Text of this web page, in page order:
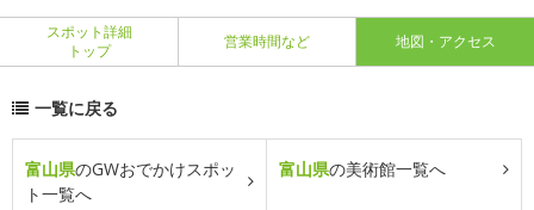
スポット詳細
トップ
営業時間など 地図・アクセス
一覧に戻る
富山県のGWおでかけスポッ
ト一覧へ
富山県の美術館一覧へ